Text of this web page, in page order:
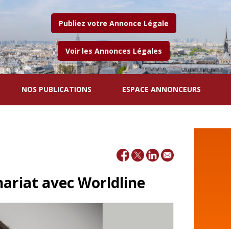
Publiez votre Annonce Légale
Voir les Annonces Légales
NOS PUBLICATIONS ESPACE ANNONCEURS
avec Worldline